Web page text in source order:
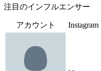
注目のインフルエンサー
アカウント Instagram